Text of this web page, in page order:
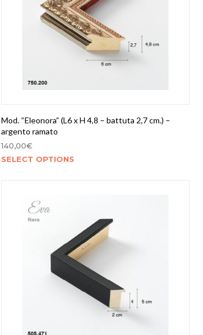
Mod. “Eleonora” (L6 x H 4,8 – battuta 2,7 cm.) –
argento ramato
140,00€
SELECT OPTIONS